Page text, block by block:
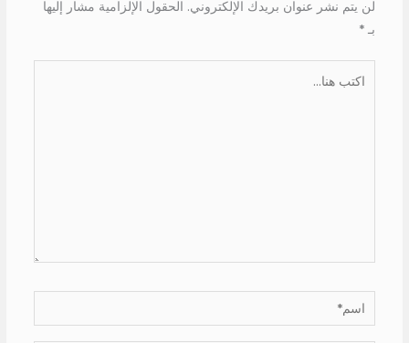
لن يتم نشر عنوان بريدك الإلكتروني. الحقول الإلزامية مشار إليها
بـ *
اسم*